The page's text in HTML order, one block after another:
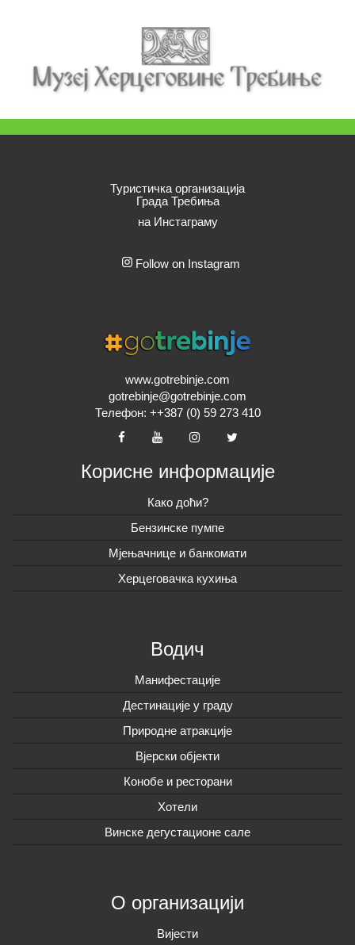
Туристичка организација
Града Требиња
на Инстаграму
Follow on Instagram
www.gotrebinje.com
gotrebinje@gotrebinje.com
Телефон: ++387 (0) 59 273 410
Корисне информације
Како доћи?
Бензинске пумпе
Мјењачнице и банкомати
Херцеговачка кухиња
Водич
Манифестације
Дестинације у граду
Природне атракције
Вјерски објекти
Конобе и ресторани
Хотели
Винске дегустационе сале
О организацији
Вијeсти